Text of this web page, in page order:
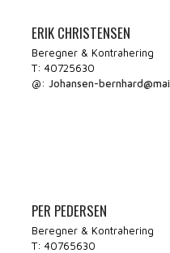
ERIK CHRISTENSEN
Beregner & Kontrahering
T: 40725630
@:Johansen-
PER PEDERSEN
Beregner & Kontrahering
T: 40765630